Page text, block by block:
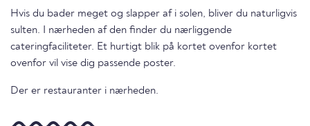
Hvis du bader meget og slapper af i solen, bliver du naturligvis
sulten. I nærheden af den finder du nærliggende
cateringfaciliteter. Et hurtigt blik på kortet ovenfor kortet
ovenfor vil vise dig passende poster.
Der er restauranter i nærheden.